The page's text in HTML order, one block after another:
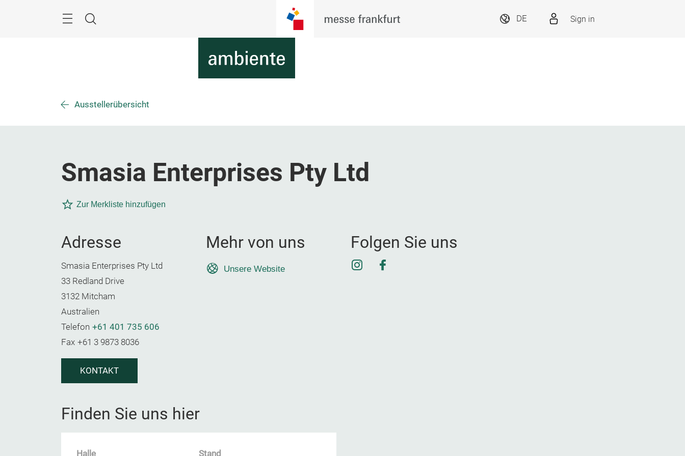
Suche
DE Sign in
Ausstellerübersicht
Smasia Enterprises Pty Ltd
Zur Merkliste hinzufügen
Adresse
Smasia Enterprises Pty Ltd
33 Redland Drive
3132 Mitcham
Australien
Telefon +61 401 735 606
Fax +61 3 9873 8036
KONTAKT
Mehr von uns
Unsere Website
Folgen Sie uns
InstagramFacebook
Finden Sie uns hier
Halle Stand